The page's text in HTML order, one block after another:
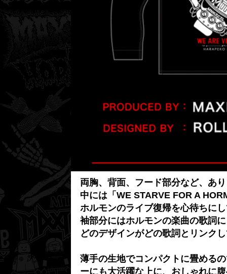
両胸、背面、フード部分など、あ
中には「WE STARVE FOR A
ホルモンのライブ復帰を心待ちに
袖部分にはホルモンの楽曲の歌詞
どのデザインがどの歌詞とリンク
薄手の生地でコンパクトに畳める
ーにも大活躍な上に、おしゃれに